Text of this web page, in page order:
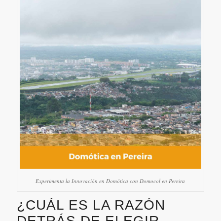
Experimenta la Innovación en Domótica con Domocol en Pereira
¿CUÁL ES LA RAZÓN